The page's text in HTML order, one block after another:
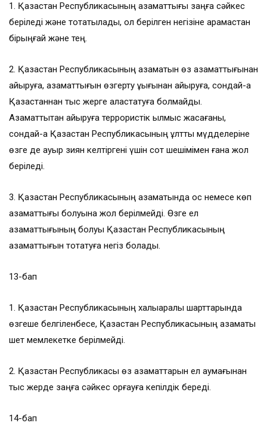
1. Қазақстан Республикасының азаматтығы заңға сәйкес
беріледі және тоқтатылады, ол берілген негізіне қарамастан
бiрыңғай және тең.
2. Қазақстан Республикасының азаматын өз азаматтығынан
айыруға, азаматтығын өзгерту құқығынан айыруға, сондай-ақ
Қазақстаннан тыс жерге аластатуға болмайды.
Азаматтықтан айыруға террористік қылмыс жасағаны,
сондай-ақ Қазақстан Республикасының ұлттық мүдделеріне
өзге де ауыр зиян келтіргені үшін сот шешімімен ғана жол
беріледі.
3. Қазақстан Республикасының азаматында қос немесе көп
азаматтығы болуына жол берілмейді. Өзге ел
азаматтығының болуы Қазақстан Республикасының
азаматтығын тоқтатуға негіз болады.
13-бап
1. Қазақстан Республикасының халықаралық шарттарында
өзгеше белгiленбесе, Қазақстан Республикасының азаматы
шет мемлекетке берілмейді.
2. Қазақстан Республикасы өз азаматтарын ел аумағынан
тыс жерде заңға сәйкес қорғауға кепiлдiк бередi.
14-бап